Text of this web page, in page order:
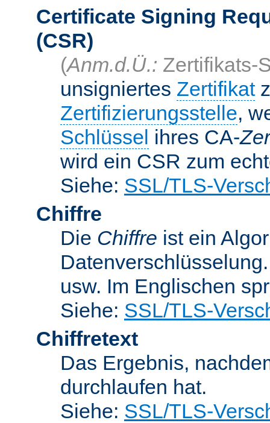
Certificate Signing
(CSR)
(Anm.d.Ü.: Zertifikats-
unsigniertes Zertifikat
Zertifizierungsstelle,
Schlüssel ihres CA-
wird ein CSR zum
Siehe: SSL/TLS-
Chiffre
Die Chiffre ist ein
usw. Im Englischen
Siehe: SSL/TLS-
Chiffretext
Das Ergebnis,
durchlaufen hat.
Siehe: SSL/TLS-